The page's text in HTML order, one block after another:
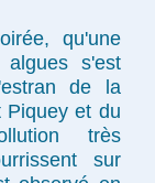
qu'une
s'est
de la
Piquey et du
très
sur